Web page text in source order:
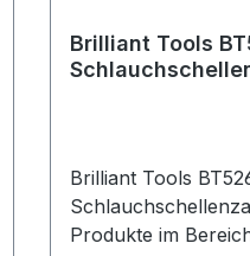
Brilliant Tools BT526002
Brilliant Tools BT526002
Schlauchschellenzange
Produkte im